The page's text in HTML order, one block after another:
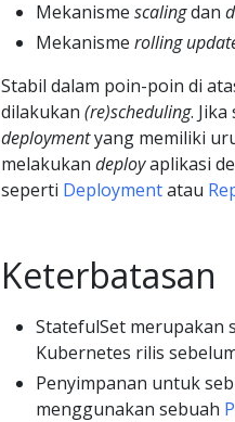
Mekanisme scalingdan
Mekanisme rolling
Stabil dalam poin-poin di
dilakukan (re)scheduling.
deploymentyang memiliki
melakukan deployaplikasi
seperti Deploymentatau
Keterbatasan
StatefulSet merupakan
Kubernetes rilis
Penyimpanan untuk
menggunakan sebuah